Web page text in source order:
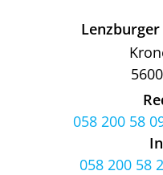
058 200 58
058 200 58